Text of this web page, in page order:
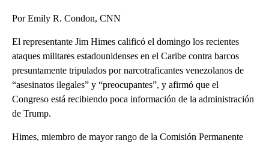
Por Emily R. Condon, CNN
El representante Jim Himes calificó el domingo los recientes
ataques militares estadounidenses en el Caribe contra barcos
presuntamente tripulados por narcotraficantes venezolanos de
“asesinatos ilegales” y “preocupantes”, y afirmó que el
Congreso está recibiendo poca información de la administración
de Trump.
Himes, miembro de mayor rango de la Comisión Permanente